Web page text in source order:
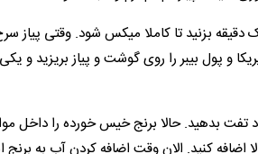
بزنید تا کاملا میکس شود. وقتی پیاز
و پول بیبر را روی گوشت و پیاز بریزید و
تفت بدهید. حالا برنج خیس خورده را داخل
اضافه کنید. الان وقت اضافه کردن آب به